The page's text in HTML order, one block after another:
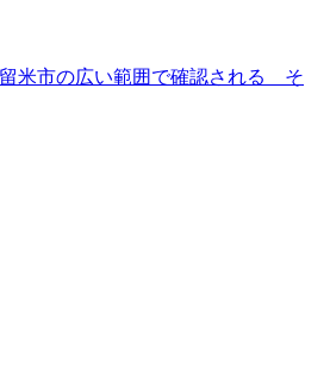
米市の広い範囲で確認される そ